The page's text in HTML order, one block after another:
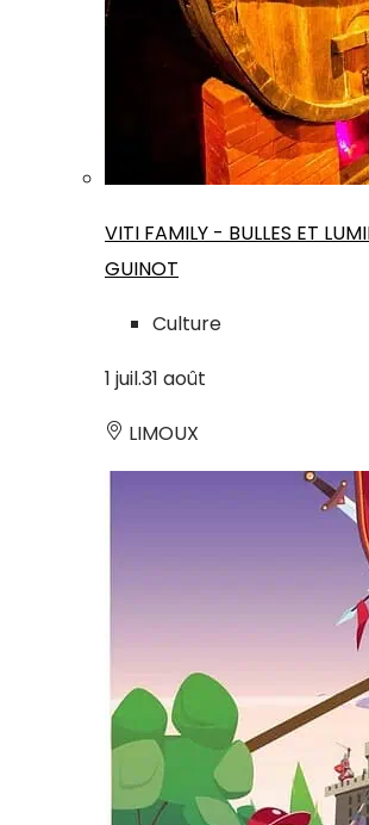
VITI FAMILY - BULLES ET
GUINOT
Culture
1 juil.31 août
LIMOUX